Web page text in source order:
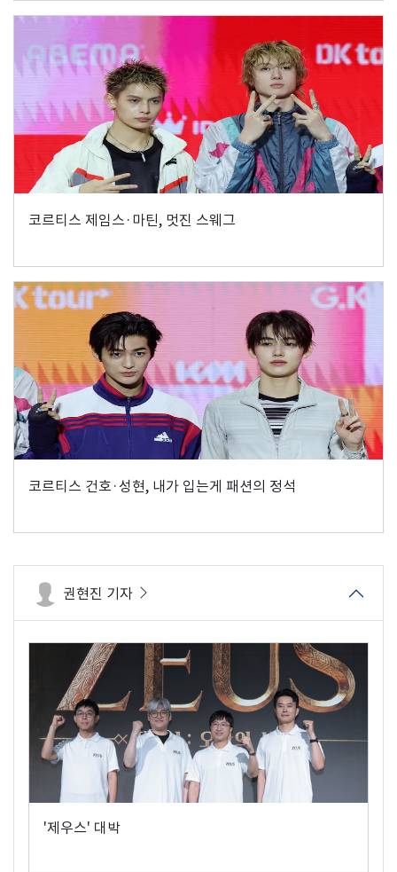
코르티스 제임스·마틴, 멋진 스웨그
코르티스 건호·성현, 내가 입는게 패션의 정석
권현진 기자
'제우스' 대박